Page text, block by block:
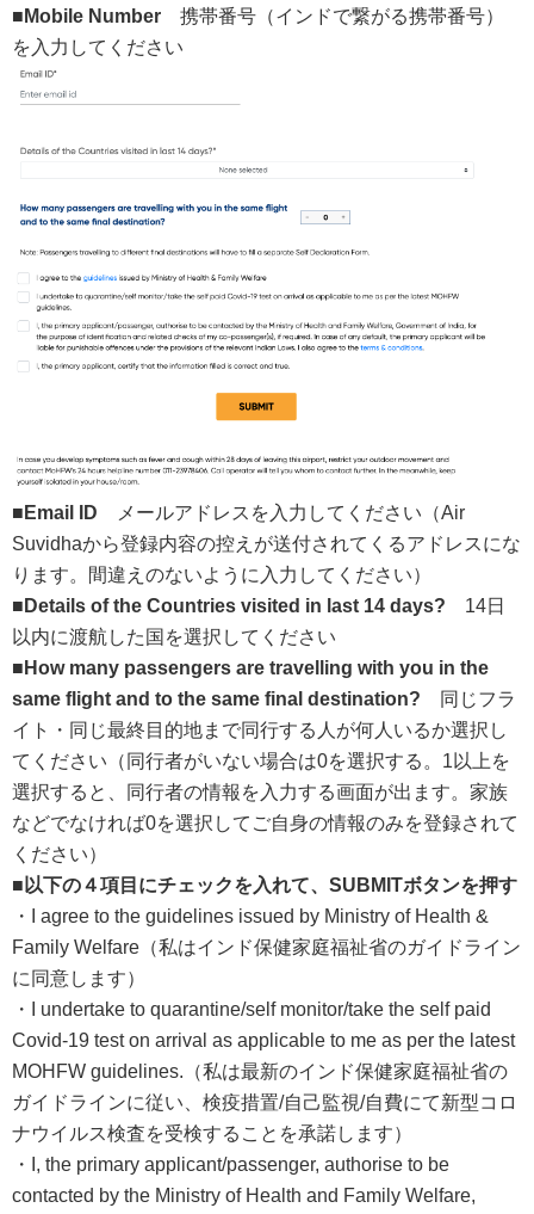
■Mobile Number 携帯番号（インドで繋がる携帯番号）
を入力してください
■Email ID メールアドレスを入力してください（Air
Suvidhaから登録内容の控えが送付されてくるアドレスにな
ります。間違えのないように入力してください）
■Details of the Countries visited in last 14 days? 14日
以内に渡航した国を選択してください
■How many passengers are travelling with you in the
same flight and to the same final destination? 同じフラ
イト・同じ最終目的地まで同行する人が何人いるか選択し
てください（同行者がいない場合は0を選択する。1以上を
選択すると、同行者の情報を入力する画面が出ます。家族
などでなければ0を選択してご自身の情報のみを登録されて
ください）
■以下の４項目にチェックを入れて、SUBMITボタンを押す
・I agree to the guidelines issued by Ministry of Health &
Family Welfare（私はインド保健家庭福祉省のガイドライン
に同意します）
・I undertake to quarantine/self monitor/take the self paid
Covid-19 test on arrival as applicable to me as per the latest
MOHFW guidelines.（私は最新のインド保健家庭福祉省の
ガイドラインに従い、検疫措置/自己監視/自費にて新型コロ
ナウイルス検査を受検することを承諾します）
・I, the primary applicant/passenger, authorise to be
contacted by the Ministry of Health and Family Welfare,